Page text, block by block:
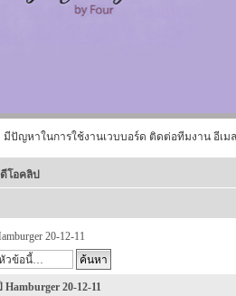
มีปัญหาในการใช้งานเวบบอร์ด ติดต่อทีมงาน อีเม
โอคลิป
20-12-11
20-12-11